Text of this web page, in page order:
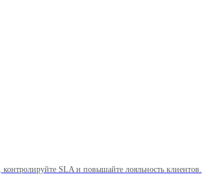
SLA и повышайте лояльность клиентов.